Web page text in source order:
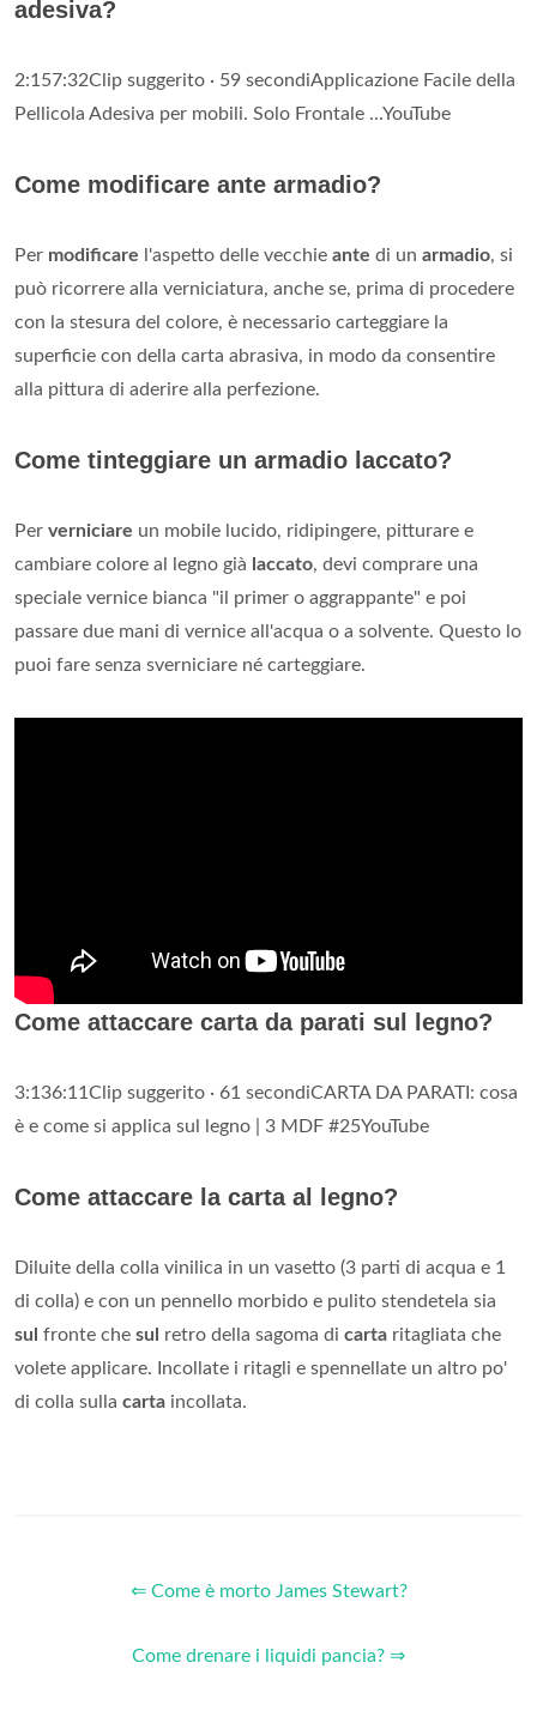
adesiva?
2:157:32Clip suggerito · 59 secondiApplicazione Facile della
Pellicola Adesiva per mobili. Solo Frontale ...YouTube
Come modificare ante armadio?
Per modificare l'aspetto delle vecchie ante di un armadio, si
può ricorrere alla verniciatura, anche se, prima di procedere
con la stesura del colore, è necessario carteggiare la
superficie con della carta abrasiva, in modo da consentire
alla pittura di aderire alla perfezione.
Come tinteggiare un armadio laccato?
Per verniciare un mobile lucido, ridipingere, pitturare e
cambiare colore al legno già laccato, devi comprare una
speciale vernice bianca "il primer o aggrappante" e poi
passare due mani di vernice all'acqua o a solvente. Questo lo
puoi fare senza sverniciare né carteggiare.
Come attaccare carta da parati sul legno?
3:136:11Clip suggerito · 61 secondiCARTA DA PARATI: cosa
è e come si applica sul legno | 3 MDF #25YouTube
Come attaccare la carta al legno?
Diluite della colla vinilica in un vasetto (3 parti di acqua e 1
di colla) e con un pennello morbido e pulito stendetela sia
sul fronte che sul retro della sagoma di carta ritagliata che
volete applicare. Incollate i ritagli e spennellate un altro po'
di colla sulla carta incollata.
⇐ Come è morto James Stewart?
Come drenare i liquidi pancia? ⇒